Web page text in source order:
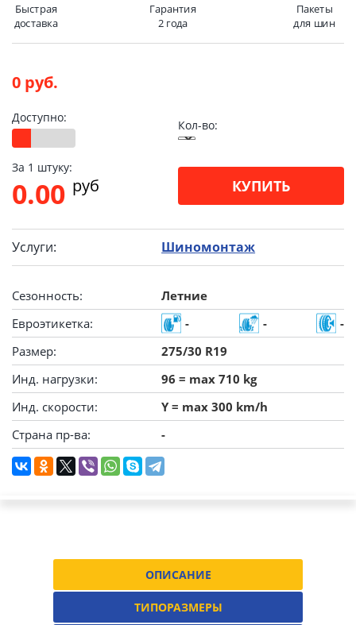
Быстрая
доставка
Гарантия
2 года
Пакеты
для шин
0 руб.
Доступно:
Кол-во:
За 1 штуку:
0.00 pуб КУПИТЬ
Услуги: Шиномонтаж
Сезонность:
Летние
Евроэтикетка:
- -
-
Размер:
275/30 R19
Инд. нагрузки:
96 = max 710 kg
Инд. скорости:
Y = max 300 km/h
Страна пр-ва:
-
ОПИСАНИЕ
ТИПОРАЗМЕРЫ